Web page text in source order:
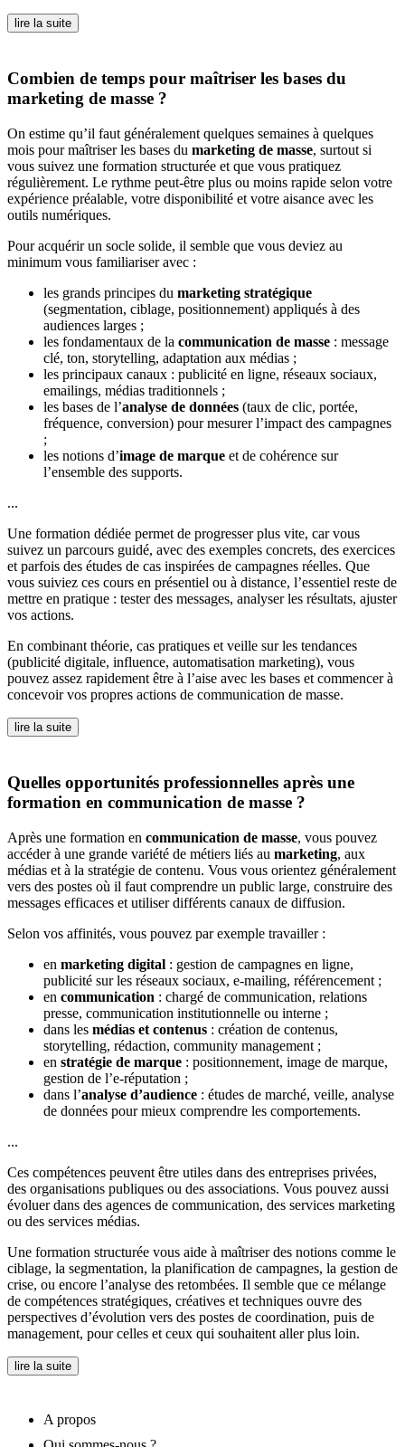
lire la suite
Combien de temps pour maîtriser les bases du
marketing de masse ?
On estime qu’il faut généralement quelques semaines à quelques
mois pour maîtriser les bases du marketing de masse, surtout si
vous suivez une formation structurée et que vous pratiquez
régulièrement. Le rythme peut-être plus ou moins rapide selon votre
expérience préalable, votre disponibilité et votre aisance avec les
outils numériques.
Pour acquérir un socle solide, il semble que vous deviez au
minimum vous familiariser avec :
les grands principes du marketing stratégique
(segmentation, ciblage, positionnement) appliqués à des
audiences larges ;
les fondamentaux de la communication de masse : message
clé, ton, storytelling, adaptation aux médias ;
les principaux canaux : publicité en ligne, réseaux sociaux,
emailings, médias traditionnels ;
les bases de l’analyse de données (taux de clic, portée,
fréquence, conversion) pour mesurer l’impact des campagnes
;
les notions d’image de marque et de cohérence sur
l’ensemble des supports.
...
Une formation dédiée permet de progresser plus vite, car vous
suivez un parcours guidé, avec des exemples concrets, des exercices
et parfois des études de cas inspirées de campagnes réelles. Que
vous suiviez ces cours en présentiel ou à distance, l’essentiel reste de
mettre en pratique : tester des messages, analyser les résultats, ajuster
vos actions.
En combinant théorie, cas pratiques et veille sur les tendances
(publicité digitale, influence, automatisation marketing), vous
pouvez assez rapidement être à l’aise avec les bases et commencer à
concevoir vos propres actions de communication de masse.
lire la suite
Quelles opportunités professionnelles après une
formation en communication de masse ?
Après une formation en communication de masse, vous pouvez
accéder à une grande variété de métiers liés au marketing, aux
médias et à la stratégie de contenu. Vous vous orientez généralement
vers des postes où il faut comprendre un public large, construire des
messages efficaces et utiliser différents canaux de diffusion.
Selon vos affinités, vous pouvez par exemple travailler :
en marketing digital : gestion de campagnes en ligne,
publicité sur les réseaux sociaux, e-mailing, référencement ;
en communication : chargé de communication, relations
presse, communication institutionnelle ou interne ;
dans les médias et contenus : création de contenus,
storytelling, rédaction, community management ;
en stratégie de marque : positionnement, image de marque,
gestion de l’e-réputation ;
dans l’analyse d’audience : études de marché, veille, analyse
de données pour mieux comprendre les comportements.
...
Ces compétences peuvent être utiles dans des entreprises privées,
des organisations publiques ou des associations. Vous pouvez aussi
évoluer dans des agences de communication, des services marketing
ou des services médias.
Une formation structurée vous aide à maîtriser des notions comme le
ciblage, la segmentation, la planification de campagnes, la gestion de
crise, ou encore l’analyse des retombées. Il semble que ce mélange
de compétences stratégiques, créatives et techniques ouvre des
perspectives d’évolution vers des postes de coordination, puis de
management, pour celles et ceux qui souhaitent aller plus loin.
lire la suite
A propos